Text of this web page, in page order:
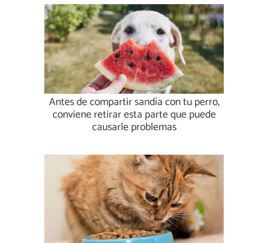
Antes de compartir sandía con tu perro,
conviene retirar esta parte que puede
causarle problemas